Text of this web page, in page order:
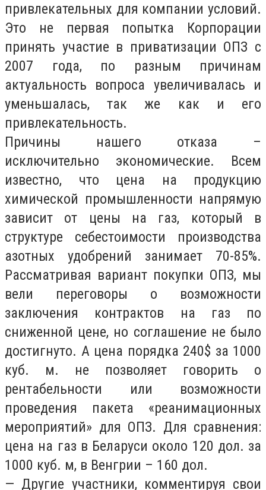
привлекательных для компании условий.
Это не первая попытка Корпорации
принять участие в приватизации ОПЗ с
2007 года, по разным причинам
актуальность вопроса увеличивалась и
уменьшалась, так же как и его
привлекательность.
Причины нашего отказа –
исключительно экономические. Всем
известно, что цена на продукцию
химической промышленности напрямую
зависит от цены на газ, который в
структуре себестоимости производства
азотных удобрений занимает 70-85%.
Рассматривая вариант покупки ОПЗ, мы
вели переговоры о возможности
заключения контрактов на газ по
сниженной цене, но соглашение не было
достигнуто. А цена порядка 240$ за 1000
куб. м. не позволяет говорить о
рентабельности или возможности
проведения пакета «реанимационных
мероприятий» для ОПЗ. Для сравнения:
цена на газ в Беларуси около 120 дол. за
1000 куб. м, в Венгрии – 160 дол.
— Другие участники, комментируя свои